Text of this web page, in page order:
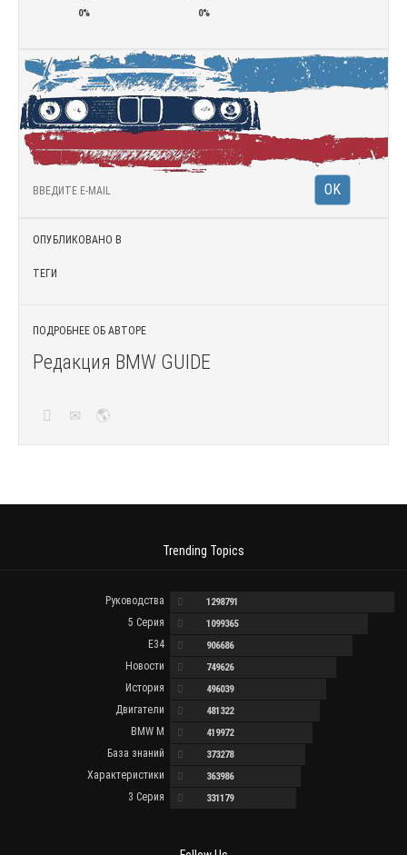
0%
0%
ОПУБЛИКОВАНО В
ТЕГИ
ПОДРОБНЕЕ ОБ АВТОРЕ
Редакция BMW GUIDE
Trending Topics
Руководства 1298791
5 Серия 1099365
E34 906686
Новости 749626
История 496039
Двигатели 481322
BMW M 419972
База знаний 373278
Характеристики 363986
3 Серия 331179